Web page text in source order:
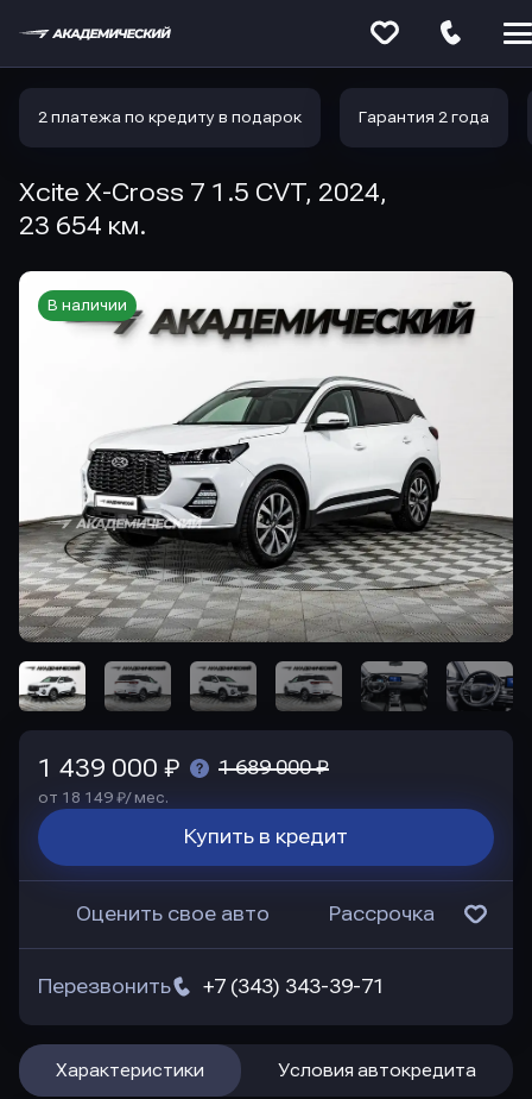
2 платежа по кредиту в подарок Гарантия 2 года
Xcite X-Cross 7 1.5 CVT, 2024,
23 654 км.
В наличии
1 439 000 ₽ 1 689 000 ₽
от 18 149 ₽/ мес.
Купить в кредит
Оценить свое авто Рассрочка
+7 (343) 343-39-71
Перезвонить
Характеристики Условия автокредита